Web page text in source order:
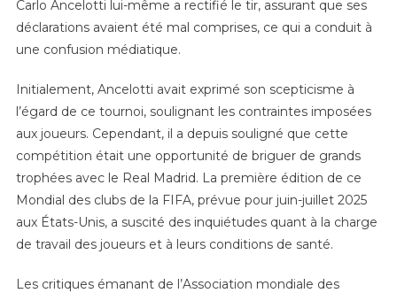
Carlo Ancelotti lui-même a rectifié le tir, assurant que ses
déclarations avaient été mal comprises, ce qui a conduit à
une confusion médiatique.
Initialement, Ancelotti avait exprimé son scepticisme à
l’égard de ce tournoi, soulignant les contraintes imposées
aux joueurs. Cependant, il a depuis souligné que cette
compétition était une opportunité de briguer de grands
trophées avec le Real Madrid. La première édition de ce
Mondial des clubs de la FIFA, prévue pour juin-juillet 2025
aux États-Unis, a suscité des inquiétudes quant à la charge
de travail des joueurs et à leurs conditions de santé.
Les critiques émanant de l’Association mondiale des